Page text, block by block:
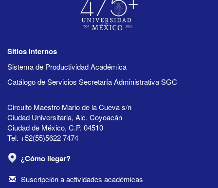
Sitios internos
Sistema de Productividad Académica
Catálogo de Servicios Secretaría Administrativa SGC
Circuito Maestro Mario de la Cueva s/n
Ciudad Universitaria, Alc. Coyoacán
Ciudad de México, C.P. 04510
Tel. +52(55)5622 7474
¿Cómo llegar?
Suscripción a actividades académicas